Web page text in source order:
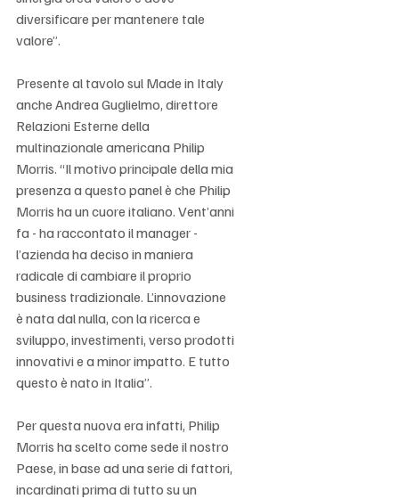
diversificare per mantenere tale
valore”.
Presente al tavolo sul Made in Italy
anche Andrea Guglielmo, direttore
Relazioni Esterne della
multinazionale americana Philip
Morris. “Il motivo principale della mia
presenza a questo panel è che Philip
Morris ha un cuore italiano. Vent’anni
fa - ha raccontato il manager -
l’azienda ha deciso in maniera
radicale di cambiare il proprio
business tradizionale. L’innovazione
è nata dal nulla, con la ricerca e
sviluppo, investimenti, verso prodotti
innovativi e a minor impatto. E tutto
questo è nato in Italia”.
Per questa nuova era infatti, Philip
Morris ha scelto come sede il nostro
Paese, in base ad una serie di fattori,
incardinati prima di tutto su un